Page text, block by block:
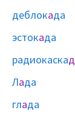
деблокада
эстокада
радиокаскад
Лада
глада